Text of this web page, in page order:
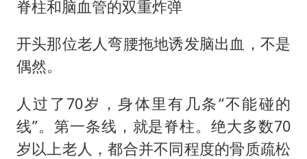
脊柱和脑血管的双重炸弹
开头那位老人弯腰拖地诱发脑出血，不是
偶然。
人过了70岁，身体里有几条“不能碰的
线”。第一条线，就是脊柱。绝大多数70
岁以上老人，都合并不同程度的骨质疏松